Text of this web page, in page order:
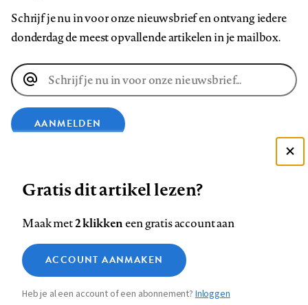
Schrijf je nu in voor onze nieuwsbrief en ontvang iedere
donderdag de meest opvallende artikelen in je mailbox.
E-
mailadres
AANMELDEN
op
Facebook
op
LinkedIn
op
Bluesky
ons
op
InstagramYouTube
Footer
Contact Colofon Disclaimer Privacy
Medische vragen verdienen
betrouwbare antwoorden
Zie onze cookie policy
Analytische cookies
Marketing cookies
Gratis dit artikel lezen?
Maak met2 klikkeneen gratis account aan
ACCOUNT AANMAKEN
Heb je al een account of een abonnement?Inloggen